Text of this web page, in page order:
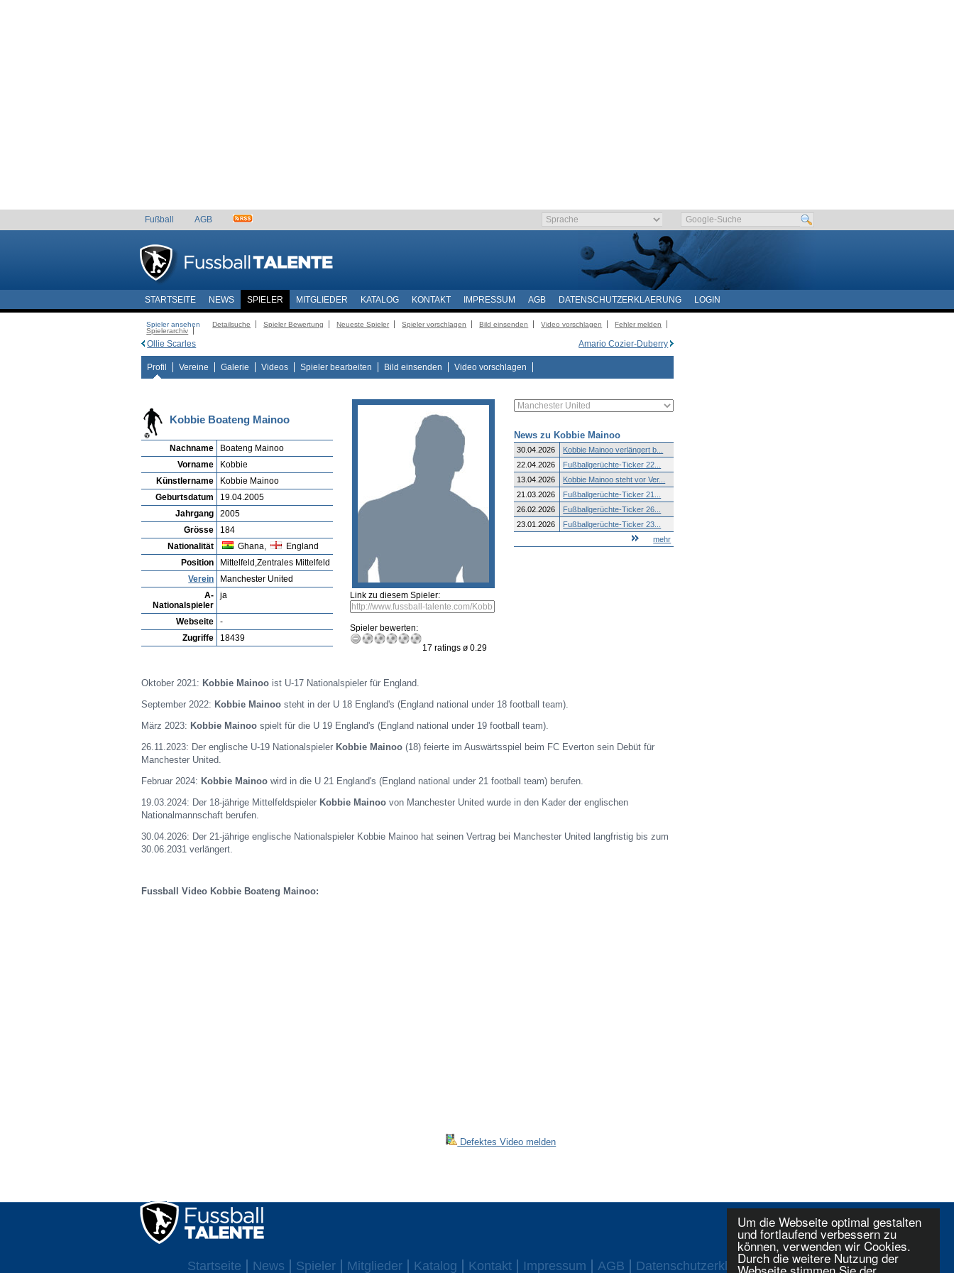
Um die Webseite optimal gestalten
und fortlaufend verbessern zu
können, verwenden wir Cookies.
Durch die weitere Nutzung der
Fußball AGB
STARTSEITE NEWS SPIELER MITGLIEDER KATALOG KONTAKT IMPRESSUM AGB DATENSCHUTZERKLAERUNG LOGIN
Spieler ansehen Detailsuche Spieler Bewertung Neueste Spieler Spieler vorschlagen Bild einsenden Video vorschlagen
Fehler melden
Spielerarchiv
Amario Cozier-Duberry
Ollie Scarles
Profil Vereine Galerie Videos Spieler bearbeiten Bild einsenden Video vorschlagen
Kobbie Boateng Mainoo
Nachname
Boateng Mainoo
Vorname
Kobbie
Künstlername
Kobbie Mainoo
Geburtsdatum
19.04.2005
Jahrgang
2005
Grösse
184
Nationalität
Ghana,
England
Position
Mittelfeld,Zentrales Mittelfeld
Verein
Manchester United
A-
Nationalspieler
ja
Webseite
-
Zugriffe
18439
Link zu diesem Spieler:
Spieler bewerten:
17 ratings ø 0.29
News zu Kobbie Mainoo
30.04.2026
Kobbie Mainoo verlängert b...
22.04.2026
Fußballgerüchte-Ticker 22...
13.04.2026
Kobbie Mainoo steht vor Ver...
21.03.2026
Fußballgerüchte-Ticker 21...
26.02.2026
Fußballgerüchte-Ticker 26...
23.01.2026
Fußballgerüchte-Ticker 23...
mehr
Oktober 2021: Kobbie Mainoo ist U-17 Nationalspieler für England.
September 2022: Kobbie Mainoosteht in der U 18 England's (England national under 18 football team).
März 2023: Kobbie Mainoospielt für die U 19 England's (England national under 19 football team).
26.11.2023: Der englische U-19 Nationalspieler Kobbie Mainoo(18) feierte im Auswärtsspiel beim FC Everton sein Debüt für
Manchester United.
Februar 2024: Kobbie Mainoowird in die U 21 England's (England national under 21 football team) berufen.
19.03.2024: Der 18-jährige Mittelfeldspieler Kobbie Mainoovon Manchester United wurde in den Kader der englischen
Nationalmannschaft berufen.
30.04.2026: Der 21-jährige englische Nationalspieler Kobbie Mainoo hat seinen Vertrag bei Manchester United langfristig bis zum
30.06.2031 verlängert.
Fussball Video Kobbie Boateng Mainoo:
Defektes Video melden
Startseite News Spieler Mitglieder Katalog Kontakt Impressum AGB Datenschutzerklaerung Login